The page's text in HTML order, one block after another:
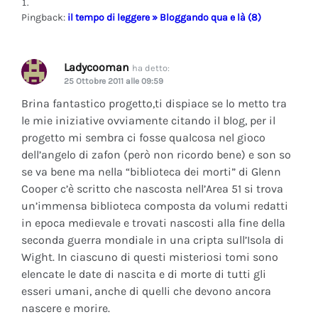
Pingback: il tempo di leggere » Bloggando qua e là (8)
Ladycooman ha detto:
25 Ottobre 2011 alle 09:59
Brina fantastico progetto,ti dispiace se lo metto tra
le mie iniziative ovviamente citando il blog, per il
progetto mi sembra ci fosse qualcosa nel gioco
dell’angelo di zafon (però non ricordo bene) e son so
se va bene ma nella “biblioteca dei morti” di Glenn
Cooper c’è scritto che nascosta nell’Area 51 si trova
un’immensa biblioteca composta da volumi redatti
in epoca medievale e trovati nascosti alla fine della
seconda guerra mondiale in una cripta sull’Isola di
Wight. In ciascuno di questi misteriosi tomi sono
elencate le date di nascita e di morte di tutti gli
esseri umani, anche di quelli che devono ancora
nascere e morire.